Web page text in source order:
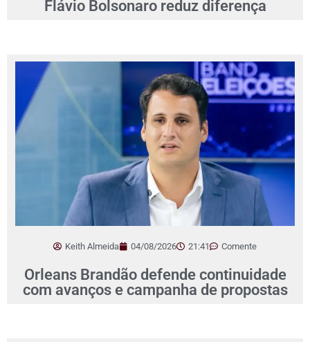
Flávio Bolsonaro reduz diferença
Keith Almeida 04/08/2026 21:41 Comente
Orleans Brandão defende continuidade
com avanços e campanha de propostas